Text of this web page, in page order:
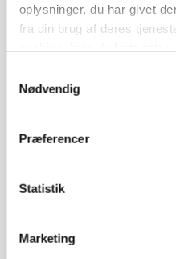
oplysninger, du har givet
fra din brug af deres
Nødvendig
Præferencer
Statistik
Marketing
Afdelingsansvarlig
Klimastald
Kloak
2730, Herlev